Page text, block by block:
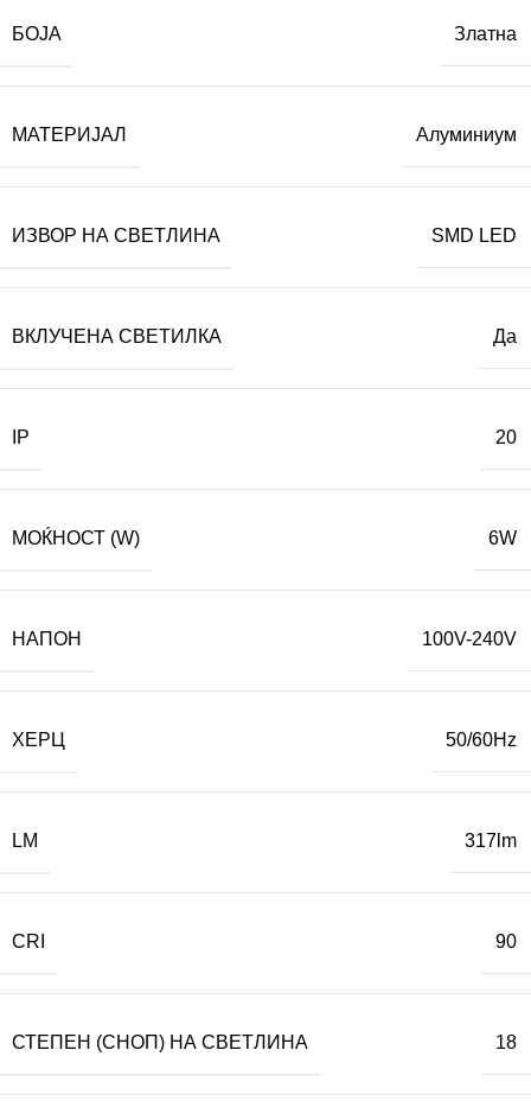
БОЈА Златна
МАТЕРИЈАЛ Алуминиум
ИЗВОР НА СВЕТЛИНА SMD LED
ВКЛУЧЕНА СВЕТИЛКА Да
IP 20
МОЌНОСТ (W) 6W
НАПОН 100V-240V
ХЕРЦ 50/60Hz
LM 317lm
CRI 90
СТЕПЕН (СНОП) НА СВЕТЛИНА 18